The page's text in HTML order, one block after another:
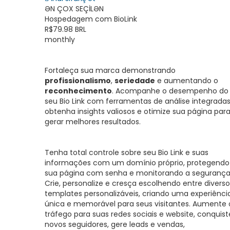
ƏN ÇOX SEÇİLƏN
Hospedagem com BioLink
R$79.98 BRL
monthly
Fortaleça sua marca demonstrando
profissionalismo, seriedade e aumentando o
reconhecimento. Acompanhe o desempenho do
seu Bio Link com ferramentas de análise
obtenha insights valiosos e otimize sua página para
gerar melhores resultados.
Tenha total controle sobre seu Bio Link e suas
informações com um domínio próprio, protegendo
sua página com senha e monitorando a
Crie, personalize e cresça escolhendo entre
templates personalizáveis, criando uma
única e memorável para seus visitantes. Aumente
tráfego para suas redes sociais e website,
novos seguidores, gere leads e vendas,